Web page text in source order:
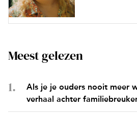
Meest gelezen
Als je je ouders nooit meer
verhaal achter